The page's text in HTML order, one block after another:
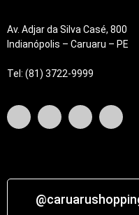
Av. Adjar da Silva Casé, 800
Indianópolis – Caruaru – PE
Tel: (81) 3722-9999